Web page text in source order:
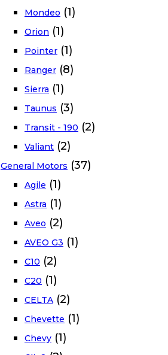
Mondeo (1)
Orion (1)
Pointer (1)
Ranger (8)
Sierra (1)
Taunus (3)
Transit - 190 (2)
Valiant (2)
General Motors (37)
Agile (1)
Astra (1)
Aveo (2)
AVEO G3 (1)
C10 (2)
C20 (1)
CELTA (2)
Chevette (1)
Chevy (1)